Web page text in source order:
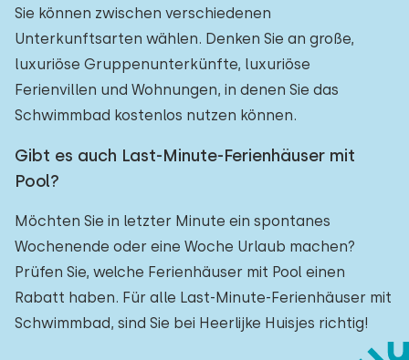
Sie können zwischen verschiedenen
Unterkunftsarten wählen. Denken Sie an große,
luxuriöse Gruppenunterkünfte, luxuriöse
Ferienvillen und Wohnungen, in denen Sie das
Schwimmbad kostenlos nutzen können.
Gibt es auch Last-Minute-Ferienhäuser mit
Pool?
Möchten Sie in letzter Minute ein spontanes
Wochenende oder eine Woche Urlaub machen?
Prüfen Sie, welche Ferienhäuser mit Pool einen
Rabatt haben. Für alle Last-Minute-Ferienhäuser mit
Schwimmbad, sind Sie bei Heerlijke Huisjes richtig!